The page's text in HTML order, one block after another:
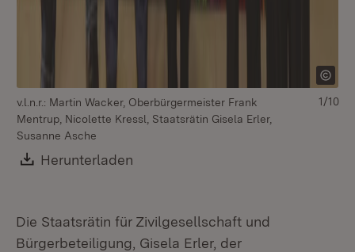
v.l.n.r.: Martin Wacker, Oberbürgermeister Frank
Mentrup, Nicolette Kressl, Staatsrätin Gisela Erler,
Susanne Asche
Download:
Herunterladen
1/10
Die Staatsrätin für Zivilgesellschaft und
Bürgerbeteiligung, Gisela Erler, der